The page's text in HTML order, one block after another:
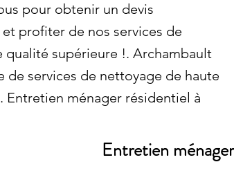
pour obtenir un devis
profiter de nos services de
qualité supérieure !. Archambault
de services de nettoyage de haute
Entretien ménager résidentiel à
Entretien